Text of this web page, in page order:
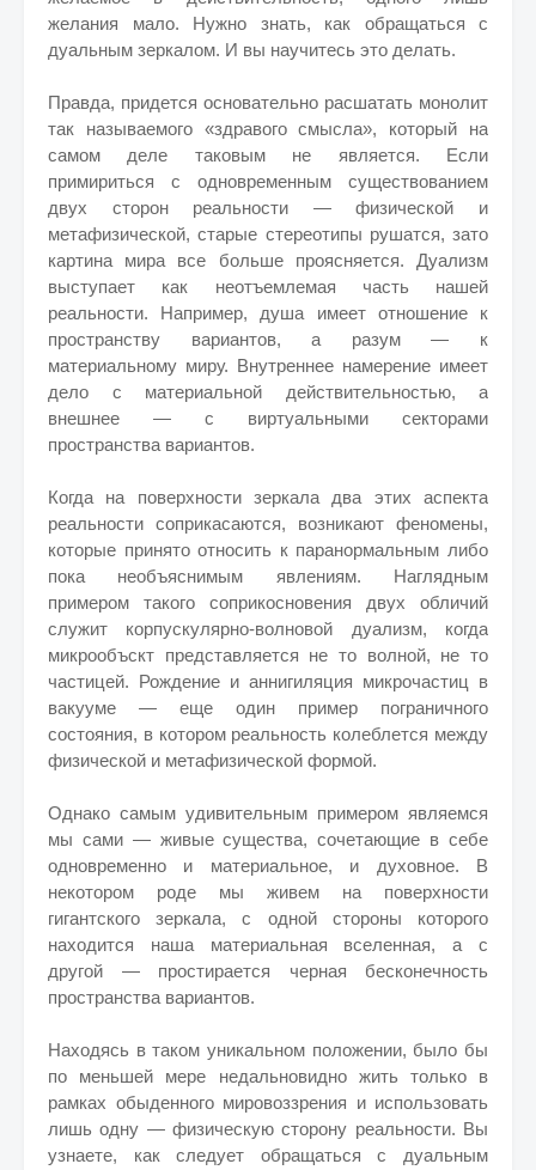
желания мало. Нужно знать, как обращаться с
дуальным зеркалом. И вы научитесь это делать.
Правда, придется основательно расшатать монолит
так называемого «здравого смысла», который на
самом деле таковым не является. Если
примириться с одновременным существованием
двух сторон реальности — физической и
метафизической, старые стереотипы рушатся, зато
картина мира все больше проясняется. Дуализм
выступает как неотъемлемая часть нашей
реальности. Например, душа имеет отношение к
пространству вариантов, а разум — к
материальному миру. Внутреннее намерение имеет
дело с материальной действительностью, а
внешнее — с виртуальными секторами
пространства вариантов.
Когда на поверхности зеркала два этих аспекта
реальности соприкасаются, возникают феномены,
которые принято относить к паранормальным либо
пока необъяснимым явлениям. Наглядным
примером такого соприкосновения двух обличий
служит корпускулярно-волновой дуализм, когда
микрообъскт представляется не то волной, не то
частицей. Рождение и аннигиляция микрочастиц в
вакууме — еще один пример пограничного
состояния, в котором реальность колеблется между
физической и метафизической формой.
Однако самым удивительным примером являемся
мы сами — живые существа, сочетающие в себе
одновременно и материальное, и духовное. В
некотором роде мы живем на поверхности
гигантского зеркала, с одной стороны которого
находится наша материальная вселенная, а с
другой — простирается черная бесконечность
пространства вариантов.
Находясь в таком уникальном положении, было бы
по меньшей мере недальновидно жить только в
рамках обыденного мировоззрения и использовать
лишь одну — физическую сторону реальности. Вы
узнаете, как следует обращаться с дуальным